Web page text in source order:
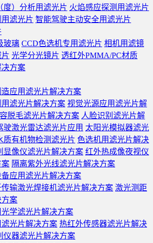
度）分析用滤光片 火焰感应探测用滤光片
滤光片 智能驾驶主动安全用滤光片
玻璃 CCD色选机专用滤光片 相机用滤镜
光学分光镜片 透红外PMMA/PC材质
方案
应用滤光片解决方案
滤光片解决方案 视觉光源应用滤光片解
脱毛滤光片解决方案 人脸识别滤光片解
驶激光雷达滤光片应用 太阳光模拟器滤光
质有机物检测滤光片 色选机用滤光片解决
显像仪滤光片解决方案 红外热成像夜视仪
案 隔离紫外光线滤光片解决方案
应用滤光片解决方案
输激光焊接机滤光片解决方案 激光测距
方案
学滤光片解决方案
光片解决方案 热红外传感器滤光片解决
仪器滤光片解决方案